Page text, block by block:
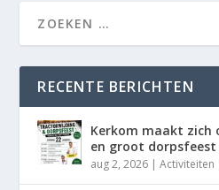
RECENTE BERICHTEN
Kerkom maakt
en groot dorpsfeest
aug 2, 2026 |Activiteiten